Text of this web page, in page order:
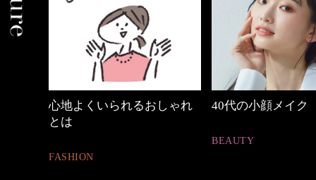
心地よくいられるおしゃれ
とは
FASHION
40代の小顔メイク
BEAUTY